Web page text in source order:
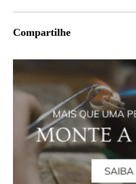
Compartilhe